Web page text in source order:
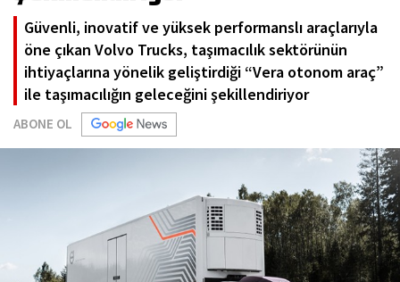
Güvenli, inovatif ve yüksek performanslı araçlarıyla
öne çıkan Volvo Trucks, taşımacılık sektörünün
ihtiyaçlarına yönelik geliştirdiği “Vera otonom araç”
ile taşımacılığın geleceğini şekillendiriyor
ABONE OL